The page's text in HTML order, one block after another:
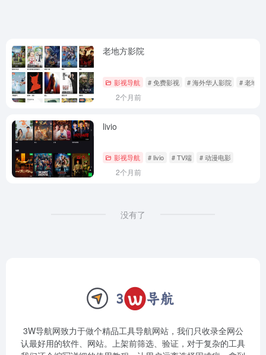
老地方影院
影视导航 # 免费影视 # 海外华人影院 # 老地方
2个月前
livio
影视导航 # livio # TV端 # 动漫电影
2个月前
没有了
3W导航网致力于做个精品工具导航网站，我们只收录全网公
认最好用的软件、网站。上架前筛选、验证，对于复杂的工具